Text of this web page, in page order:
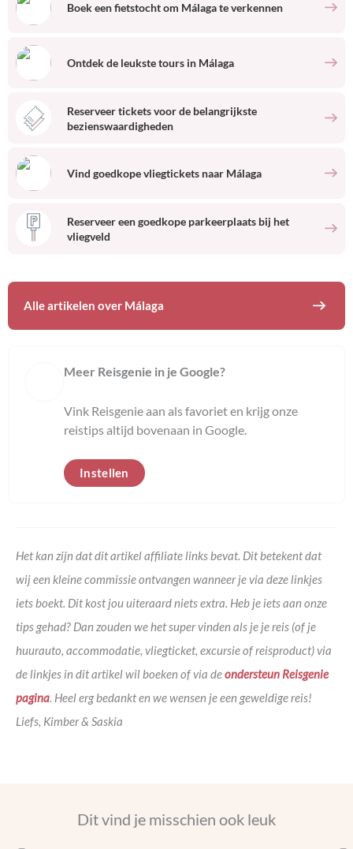
Boek een fietstocht om Málagate verkennen
Ontdek de leukste tours in Málaga
Reserveer tickets voor de belangrijkste
bezienswaardigheden
Vind goedkope vliegtickets naar Málaga
Reserveer een goedkope parkeerplaats bij het
vliegveld
Alle artikelen over Málaga
Meer Reisgenie in je Google?
Vink Reisgenie aan als favoriet en krijg onze
reistips altijd bovenaan in Google.
Instellen
Het kan zijn dat dit artikel affiliate links bevat. Dit betekent dat
wij een kleine commissie ontvangen wanneer je via deze linkjes
iets boekt. Dit kost jou uiteraard niets extra. Heb je iets aan onze
tips gehad? Dan zouden we het super vinden als je je reis (of je
huurauto, accommodatie, vliegticket, excursie of reisproduct) via
de linkjes in dit artikel wil boeken of via deondersteun Reisgenie
pagina. Heel erg bedankt en we wensen je een geweldige reis!
Liefs, Kimber & Saskia
Dit vind je misschien ook leuk